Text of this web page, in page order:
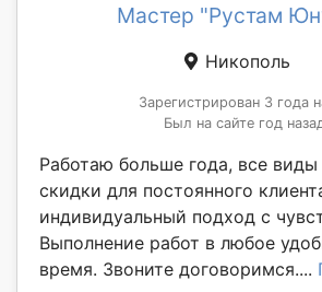
Мастер "Рустам
Никополь
Зарегистрирован 3 года
Был на сайте год
Работаю больше года, все виды
скидки для постоянного
индивидуальный подход с
Выполнение работ в любое
время. Звоните договоримся....